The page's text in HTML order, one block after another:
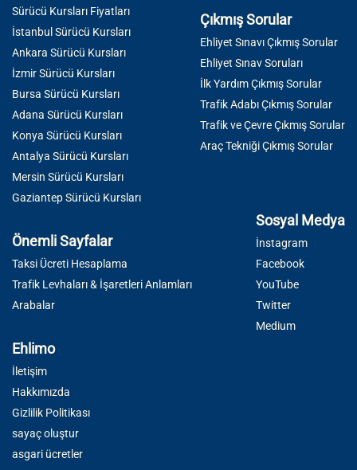
Sürücü Kursları Fiyatları
İstanbul Sürücü Kursları
Ankara Sürücü Kursları
İzmir Sürücü Kursları
Bursa Sürücü Kursları
Adana Sürücü Kursları
Konya Sürücü Kursları
Antalya Sürücü Kursları
Mersin Sürücü Kursları
Gaziantep Sürücü Kursları
Çıkmış Sorular
Ehliyet Sınavı Çıkmış Sorular
Ehliyet Sınav Soruları
İlk Yardım Çıkmış Sorular
Trafik Adabı Çıkmış Sorular
Trafik ve Çevre Çıkmış Sorular
Araç Tekniği Çıkmış Sorular
Önemli Sayfalar
Taksi Ücreti Hesaplama
Trafik Levhaları & İşaretleri Anlamları
Arabalar
Sosyal Medya
İnstagram
Facebook
YouTube
Twitter
Medium
Ehlimo
İletişim
Hakkımızda
Gizlilik Politikası
sayaç oluştur
asgari ücretler